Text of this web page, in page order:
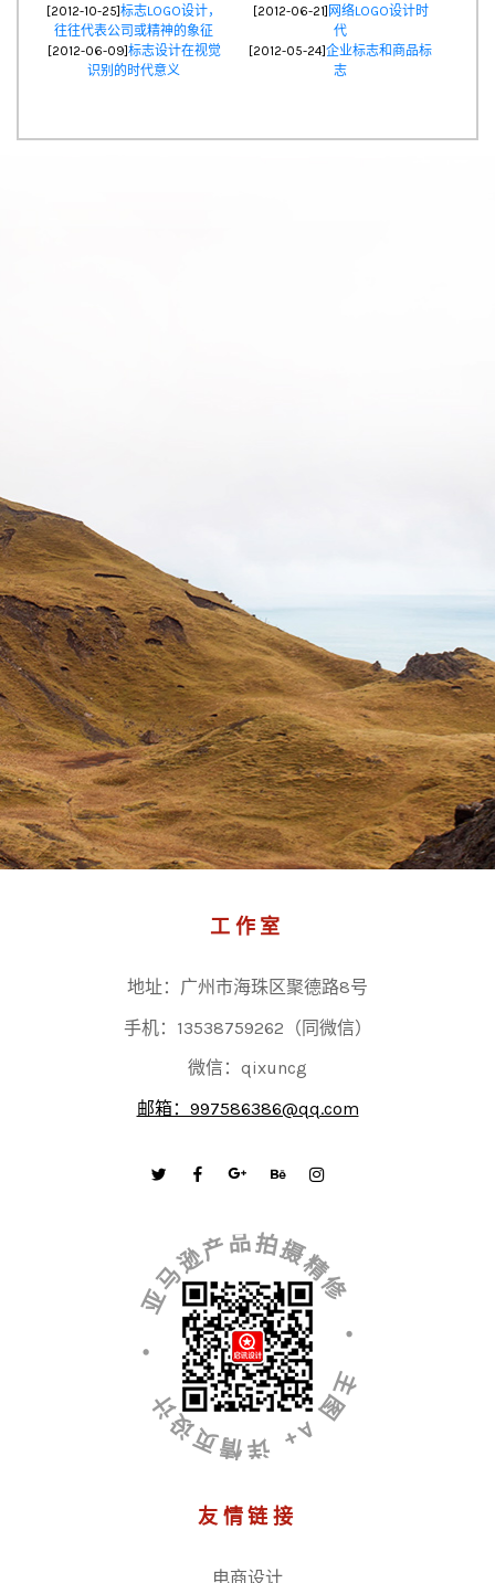
[2012-10-25]标志LOGO设计，
往往代表公司或精神的象征
[2012-06-21] 网络LOGO设计时
代
[2012-06-09]标志设计在视觉
识别的时代意义
[2012-05-24]企业标志和商品标
志
工作室
地址：广州市海珠区聚德路8号
手机：13538759262（同微信）
微信：qixuncg
邮箱：997586386@qq.com
• 亚马逊产品拍摄精修 • 主图 A+ 详情页设计
友情链接
电商设计